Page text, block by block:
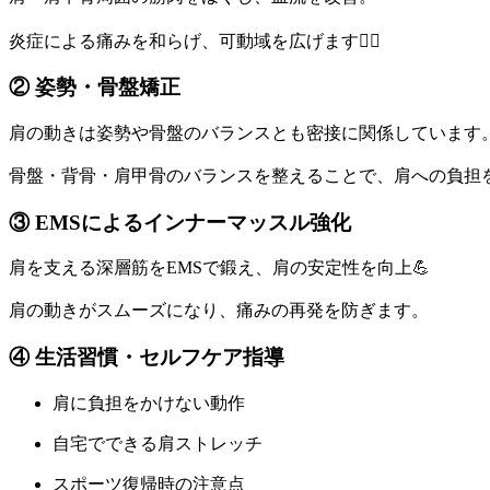
炎症による痛みを和らげ、可動域を広げます💆‍♀️
② 姿勢・骨盤矯正
肩の動きは姿勢や骨盤のバランスとも密接に関係しています。
骨盤・背骨・肩甲骨のバランスを整えることで、肩への負担
③ EMSによるインナーマッスル強化
肩を支える深層筋をEMSで鍛え、肩の安定性を向上💪
肩の動きがスムーズになり、痛みの再発を防ぎます。
④ 生活習慣・セルフケア指導
肩に負担をかけない動作
自宅でできる肩ストレッチ
スポーツ復帰時の注意点